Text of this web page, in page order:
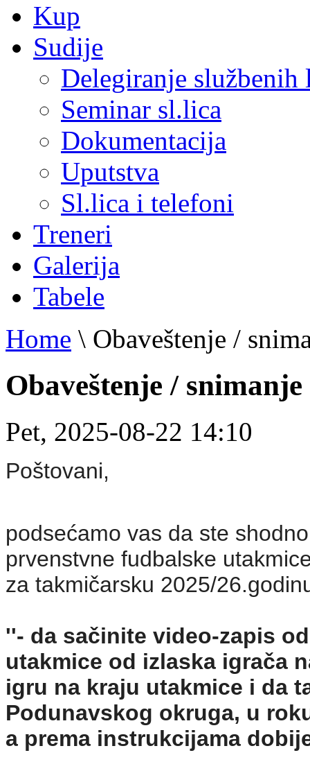
Kup
Sudije
Delegiranje službenih
Seminar sl.lica
Dokumentacija
Uputstva
Sl.lica i telefoni
Treneri
Galerija
Tabele
Home \ Obaveštenje /
Obaveštenje /
Pet, 2025-08-22 14:10
Poštovani,
podsećamo vas da ste
prvenstvne fudbalske
za takmičarsku 2025/
''- da sačinite video-zapis
utakmice od izlaska igrača
igru na kraju utakmice i da
Podunavskog okruga, u
a prema instrukcijama